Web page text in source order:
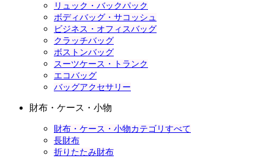
リュック・バックパック
ボディバッグ・サコッシュ
ビジネス・オフィスバッグ
クラッチバッグ
ボストンバッグ
スーツケース・トランク
エコバッグ
バッグアクセサリー
財布・ケース・小物
財布・ケース・小物カテゴリすべて
長財布
折りたたみ財布